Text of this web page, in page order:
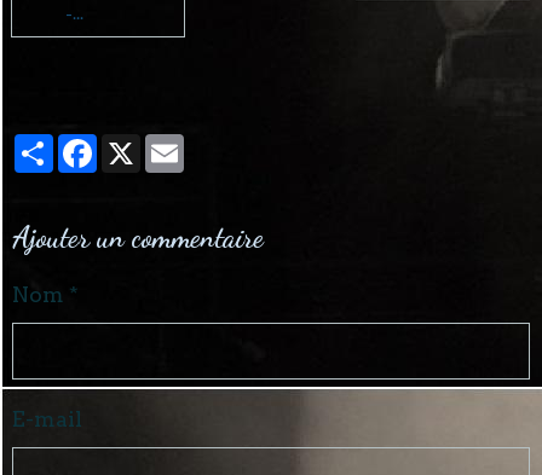
-...
PartagerFacebook
X
Ajouter un commentaire
Nom
E-mail